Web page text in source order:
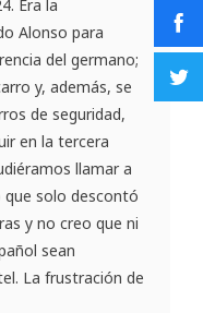
Era la
Alonso para
del germano;
y, además, se
de seguridad,
en la tercera
llamar a
solo descontó
y no creo que ni
sean
La frustración de